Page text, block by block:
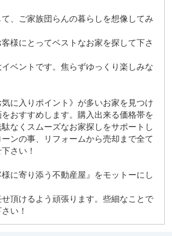
、ご家族団らんの暮らしを想像してみ
様にとってベストなお家を探して下さ
ベントです。焦らずゆっくり楽しみな
気に入りポイント》が多いお家を見つけ
おすすめします。購入出来る価格帯を
なくスムーズなお家探しをサポートし
ンの事、リフォームから売却まで全て
さい！
に寄り添う不動産屋』をモットーにし
頂けるよう頑張ります。些細なことで
い！